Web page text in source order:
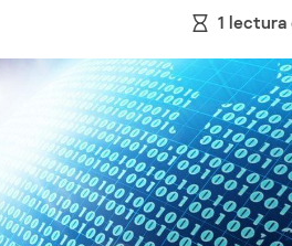
1 lectura